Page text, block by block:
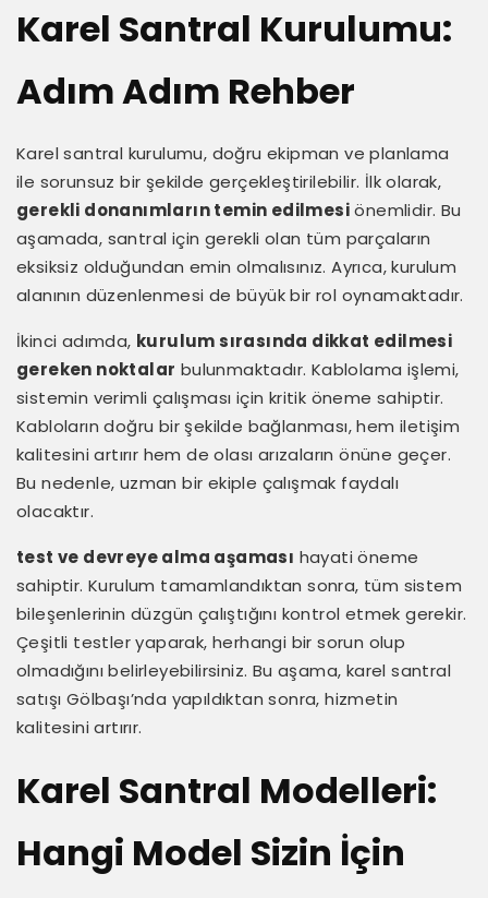
Karel Santral Kurulumu:
Adım Adım Rehber
Karel santral kurulumu, doğru ekipman ve planlama
ile sorunsuz bir şekilde gerçekleştirilebilir. İlk olarak,
gerekli donanımların temin edilmesiönemlidir. Bu
aşamada, santral için gerekli olan tüm parçaların
eksiksiz olduğundan emin olmalısınız. Ayrıca, kurulum
alanının düzenlenmesi de büyük bir rol oynamaktadır.
İkinci adımda, kurulum sırasında dikkat edilmesi
gereken noktalar bulunmaktadır. Kablolama işlemi,
sistemin verimli çalışması için kritik öneme sahiptir.
Kabloların doğru bir şekilde bağlanması, hem iletişim
kalitesini artırır hem de olası arızaların önüne geçer.
Bu nedenle, uzman bir ekiple çalışmak faydalı
olacaktır.
test ve devreye alma aşaması hayati öneme
sahiptir. Kurulum tamamlandıktan sonra, tüm sistem
bileşenlerinin düzgün çalıştığını kontrol etmek gerekir.
Çeşitli testler yaparak, herhangi bir sorun olup
olmadığını belirleyebilirsiniz. Bu aşama, karel santral
satışı Gölbaşı’nda yapıldıktan sonra, hizmetin
kalitesini artırır.
Karel Santral Modelleri:
Hangi Model Sizin İçin